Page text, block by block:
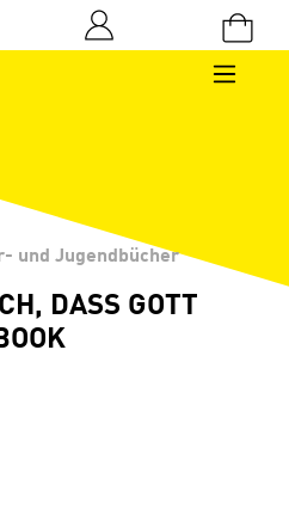
0 Produkte auf dem Merkzettel
und Jugendbücher
DASS GOTT